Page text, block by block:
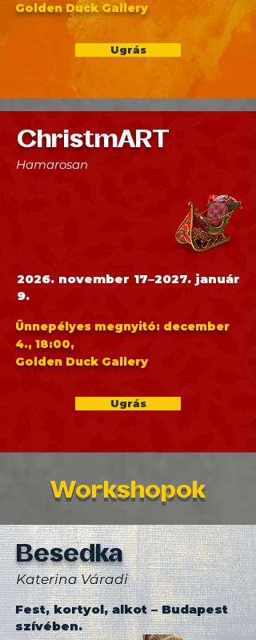
Golden Duck Gallery
Ugrás
ChristmART
Hamarosan
2026. november 17–2027. január
9.
Ünnepélyes megnyitó: december
4., 18:00,
Golden Duck Gallery
Ugrás
Workshopok
Besedka
Katerina Váradi
Fest, kortyol, alkot – Budapest
szívében.